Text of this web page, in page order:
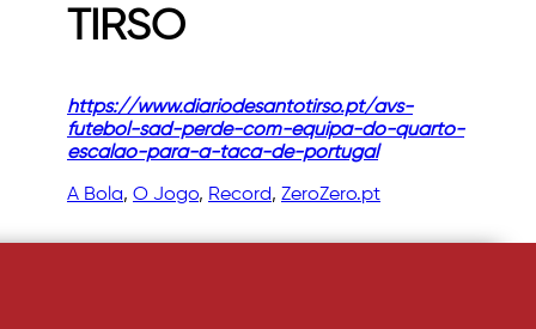
TIRSO
https://www.diariodesantotirso.pt/avs-
futebol-sad-perde-com-equipa-do-quarto-
escalao-para-a-taca-de-portugal
A Bola, O Jogo, Record, ZeroZero.pt